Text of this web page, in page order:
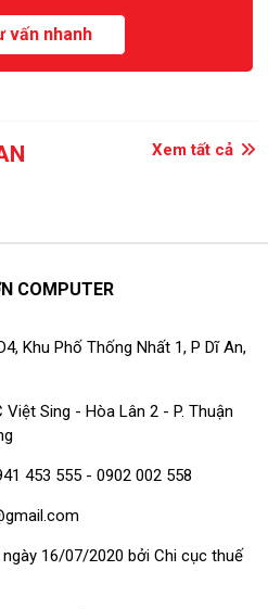
Xem tất cả
COMPUTER
Khu Phố Thống Nhất 1, P Dĩ An,
Việt Sing - Hòa Lân 2 - P. Thuận
453 555 - 0902 002 558
16/07/2020 bởi Chi cục thuế